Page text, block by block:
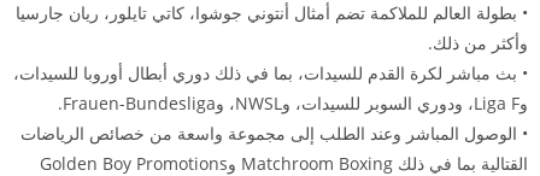
• بطولة العالم للملاكمة تضم أمثال أنتوني جوشوا، كاتي تايلور، ريان جارسيا
وأكثر من ذلك.
• بث مباشر لكرة القدم للسيدات، بما في ذلك دوري أبطال أوروبا للسيدات،
وLiga F، ودوري السوبر للسيدات، وNWSL، وFrauen-Bundesliga.
• الوصول المباشر وعند الطلب إلى مجموعة واسعة من خصائص الرياضات
القتالية بما في ذلك Matchroom Boxing وGolden Boy Promotions